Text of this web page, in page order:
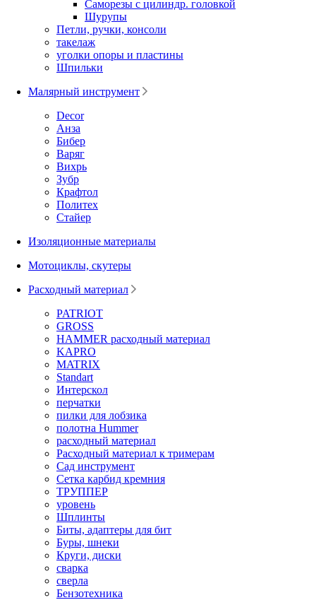
Саморезы с цилиндр. головкой
Шурупы
Петли, ручки, консоли
такелаж
уголки опоры и пластины
Шпильки
Малярный инструмент
Decor
Анза
Бибер
Варяг
Вихрь
Зубр
Крафтол
Политех
Стайер
Изоляционные материалы
Мотоциклы, скутеры
Расходный материал
PATRIOT
GROSS
HAMMER расходный материал
KAPRO
MATRIX
Standart
Интерскол
перчатки
пилки для лобзика
полотна Hummer
расходный материал
Расходный материал к тримерам
Сад инструмент
Сетка карбид кремния
ТРУППЕР
уровень
Шплинты
Биты, адаптеры для бит
Буры, шнеки
Круги, диски
сварка
сверла
Бензотехника